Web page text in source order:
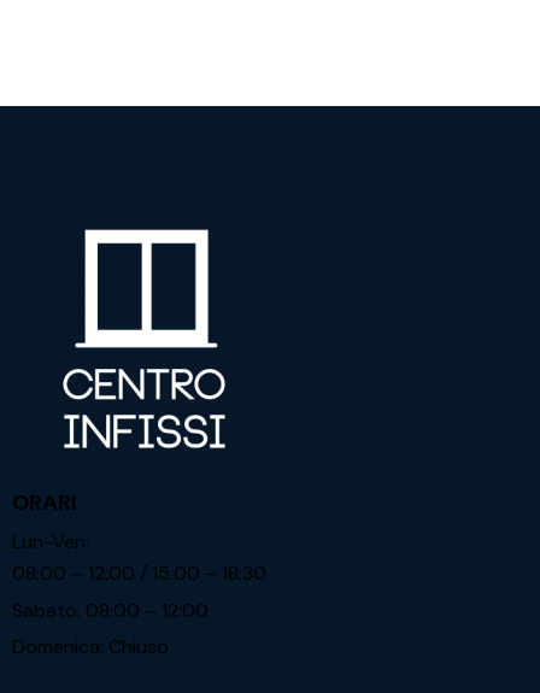
ORARI
Lun-Ven:
08:00 – 12:00 / 15:00 – 18:30
Sabato: 08:00 – 12:00
Domenica: Chiuso